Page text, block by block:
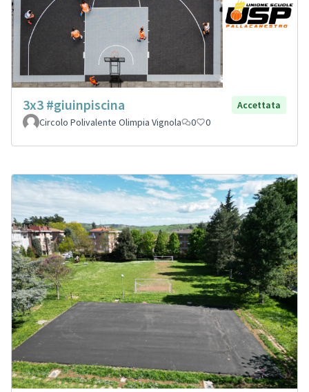
3x3 #giuinpiscina
Accettata
Circolo Polivalente Olimpia Vignola
0 0